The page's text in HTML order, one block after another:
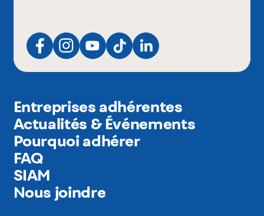
Entreprises adhérentes
Actualités & Événements
Pourquoi adhérer
FAQ
SIAM
Nous joindre